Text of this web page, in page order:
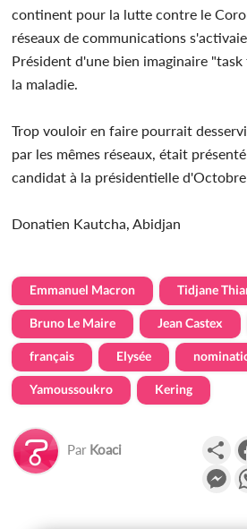
continent pour la lutte contre le
réseaux de communications
Président d'une bien imaginaire
la maladie.
Trop vouloir en faire pourrait
par les mêmes réseaux, était
candidat à la présidentielle
Donatien Kautcha, Abidjan
Emmanuel Macron Tidjane
Bruno Le Maire Jean Castex
français Elysée
Yamoussoukro Kering
Par Koaci